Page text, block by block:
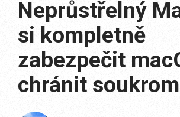
Neprůstřelný
si kompletně
zabezpečit
chránit